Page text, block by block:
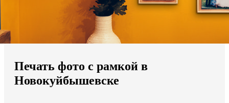
Мы доставляем по всему миру
Продолжить без города
Печать фото с рамкой в
Новокуйбышевске